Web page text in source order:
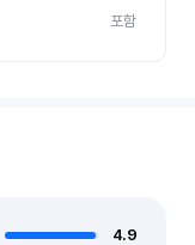
포함
4.9